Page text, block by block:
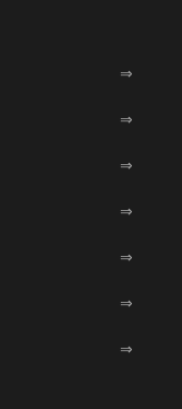
⇒
⇒
⇒
⇒
⇒
⇒
⇒